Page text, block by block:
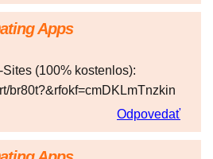
Apps
(100% kostenlos):
br80t?&rfokf=cmDKLmTnzkin
Odpovedať